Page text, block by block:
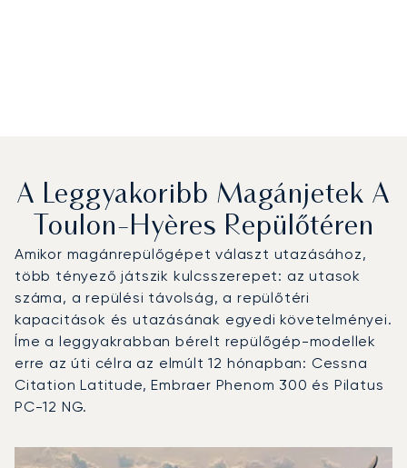
A Leggyakoribb Magánjetek A
Toulon-Hyères Repülőtéren
Amikor magánrepülőgépet választ utazásához,
több tényező játszik kulcsszerepet: az utasok
száma, a repülési távolság, a repülőtéri
kapacitások és utazásának egyedi követelményei.
Íme a leggyakrabban bérelt repülőgép-modellek
erre az úti célra az elmúlt 12 hónapban: Cessna
Citation Latitude, Embraer Phenom 300 és Pilatus
PC-12 NG.
Repülőgép fotója
Repülési